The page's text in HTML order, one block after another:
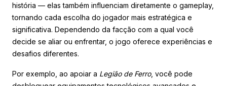
história — elas também influenciam diretamente o gameplay,
tornando cada escolha do jogador mais estratégica e
significativa. Dependendo da facção com a qual você
decide se aliar ou enfrentar, o jogo oferece experiências e
desafios diferentes.
Por exemplo, ao apoiar a Legião de Ferro, você pode